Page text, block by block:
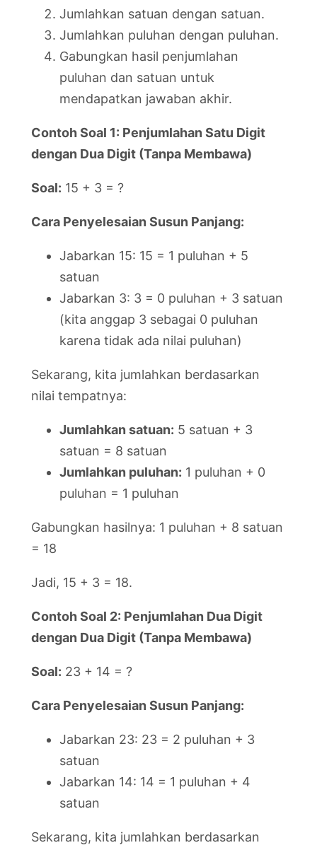
Jumlahkan satuan dengan satuan.
Jumlahkan puluhan dengan puluhan.
Gabungkan hasil penjumlahan
puluhan dan satuan untuk
mendapatkan jawaban akhir.
Contoh Soal 1: Penjumlahan Satu Digit
dengan Dua Digit (Tanpa Membawa)
Soal: 15 + 3 = ?
Cara Penyelesaian Susun Panjang:
Jabarkan 15: 15 = 1 puluhan + 5
satuan
Jabarkan 3: 3 = 0 puluhan + 3 satuan
(kita anggap 3 sebagai 0 puluhan
karena tidak ada nilai puluhan)
Sekarang, kita jumlahkan berdasarkan
nilai tempatnya:
Jumlahkan satuan: 5 satuan + 3
satuan = 8 satuan
Jumlahkan puluhan: 1 puluhan + 0
puluhan = 1 puluhan
Gabungkan hasilnya: 1 puluhan + 8 satuan
= 18
Jadi, 15 + 3 = 18.
Contoh Soal 2: Penjumlahan Dua Digit
dengan Dua Digit (Tanpa Membawa)
Soal: 23 + 14 = ?
Cara Penyelesaian Susun Panjang:
Jabarkan 23: 23 = 2 puluhan + 3
satuan
Jabarkan 14: 14 = 1 puluhan + 4
satuan
Sekarang, kita jumlahkan berdasarkan